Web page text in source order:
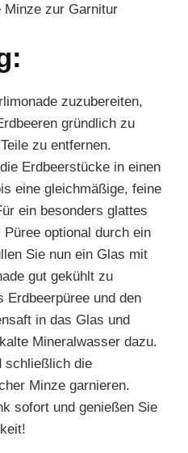
Minze zur Garnitur
zuzubereiten,
gründlich zu
zu entfernen.
Erdbeerstücke in einen
eine gleichmäßige, feine
ein besonders glattes
optional durch ein
Sie nun ein Glas mit
gut gekühlt zu
Erdbeerpüree und den
in das Glas und
Mineralwasser dazu.
schließlich die
Minze garnieren.
sofort und genießen Sie